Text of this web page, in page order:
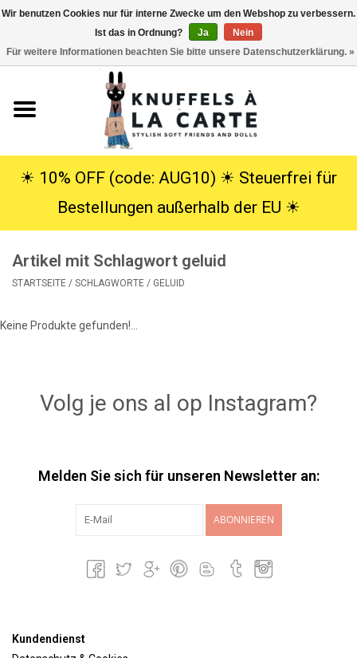
Kuscheltiere
SALE
Lookbooks
☀︎ 10% OFF (code: AUG10) ☀︎ Steuerfrei für
Bestellungen außerhalb der EU ☀︎
Artikel mit Schlagwort geluid
STARTSEITE / SCHLAGWORTE / GELUID
Keine Produkte gefunden!...
Volg je ons al op Instagram?
Melden Sie sich für unseren Newsletter an:
ABONNIEREN
Kundendienst
Wir benutzen Cookies nur für interne Zwecke um den Webshop zu verbessern.
Ist das in Ordnung?
Ja
Nein
Für weitere Informationen beachten Sie bitte unsere Datenschutzerklärung. »